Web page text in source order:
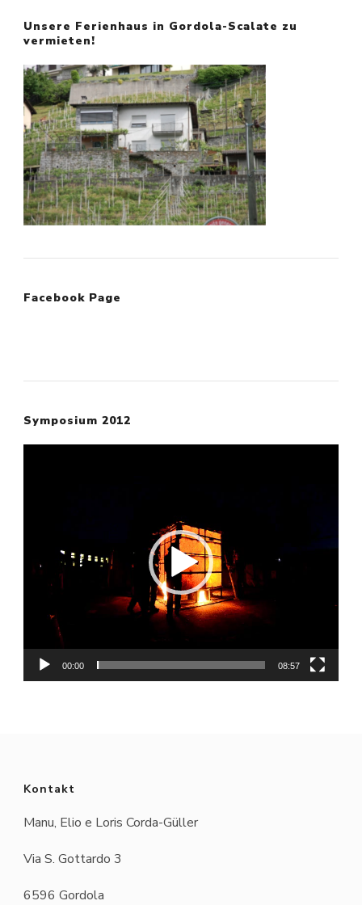
Unsere Ferienhaus in Gordola-Scalate zu
vermieten!
Facebook Page
Symposium 2012
00:00 08:57
Kontakt
Manu, Elio e Loris Corda-Güller
Via S. Gottardo 3
6596 Gordola